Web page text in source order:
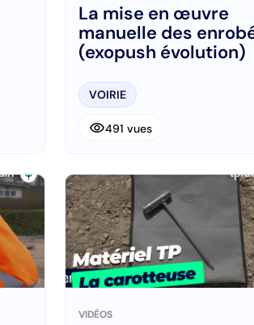
La mise en œuvre
manuelle des
(exopush évolution)
VOIRIE
visibility491 vues
VIDÉOS